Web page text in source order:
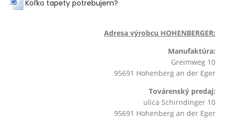
Koľko tapety potrebujem?
Adresa výrobcu HOHENBERGER:
Manufaktúra:
Greimweg 10
95691 Hohenberg an der Eger
Továrenský predaj:
ulica Schirndinger 10
95691 Hohenberg an der Eger